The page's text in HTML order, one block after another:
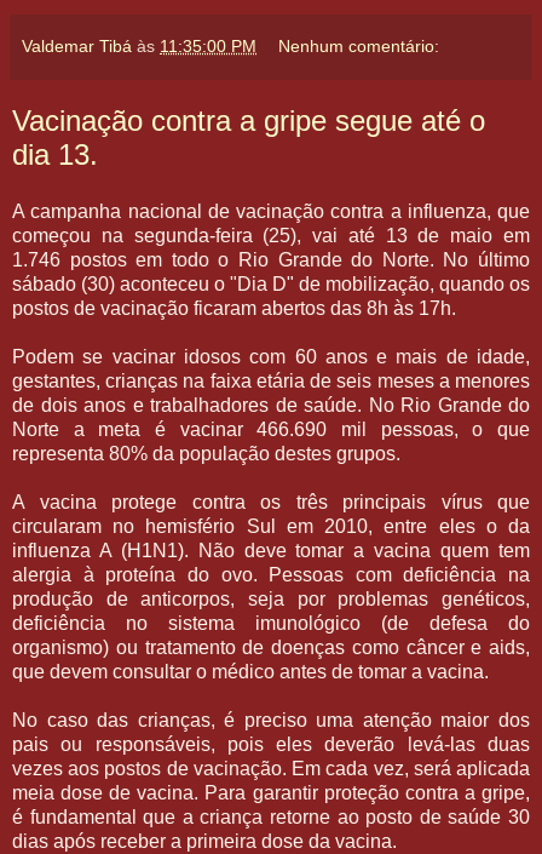
Valdemar Tibá às 11:35:00 PM Nenhum comentário:
Vacinação contra a gripe segue até o
dia 13.
A campanha nacional de vacinação contra a influenza, que
começou na segunda-feira (25), vai até 13 de maio em
1.746 postos em todo o Rio Grande do Norte. No último
sábado (30) aconteceu o "Dia D" de mobilização, quando os
postos de vacinação ficaram abertos das 8h às 17h.
Podem se vacinar idosos com 60 anos e mais de idade,
gestantes, crianças na faixa etária de seis meses a menores
de dois anos e trabalhadores de saúde. No Rio Grande do
Norte a meta é vacinar 466.690 mil pessoas, o que
representa 80% da população destes grupos.
A vacina protege contra os três principais vírus que
circularam no hemisfério Sul em 2010, entre eles o da
influenza A (H1N1). Não deve tomar a vacina quem tem
alergia à proteína do ovo. Pessoas com deficiência na
produção de anticorpos, seja por problemas genéticos,
deficiência no sistema imunológico (de defesa do
organismo) ou tratamento de doenças como câncer e aids,
que devem consultar o médico antes de tomar a vacina.
No caso das crianças, é preciso uma atenção maior dos
pais ou responsáveis, pois eles deverão levá-las duas
vezes aos postos de vacinação. Em cada vez, será aplicada
meia dose de vacina. Para garantir proteção contra a gripe,
é fundamental que a criança retorne ao posto de saúde 30
dias após receber a primeira dose da vacina.